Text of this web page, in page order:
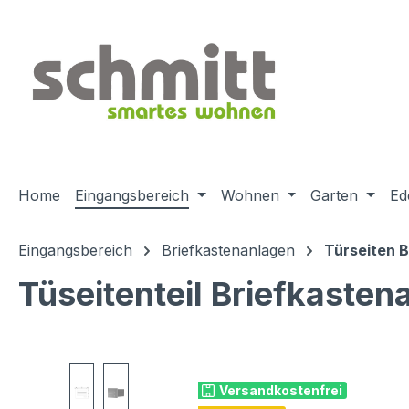
Home Eingangsbereich Wohnen Garten
Eingangsbereich Briefkastenanlagen Türseiten
Tüseitenteil
Versandkostenfrei